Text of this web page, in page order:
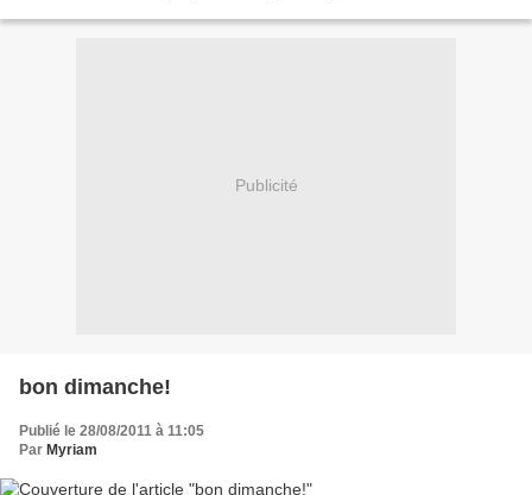
53218978.html...
Publicité
bon dimanche!
Publié le 28/08/2011 à 11:05
Par Myriam